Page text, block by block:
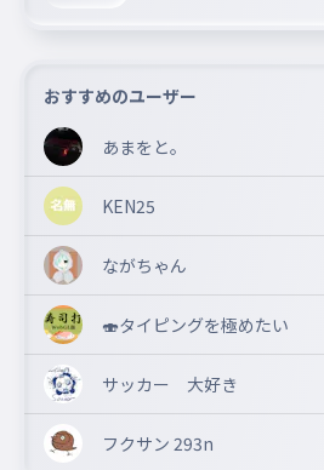
おすすめのユーザー
あまをと。
KEN25
ながちゃん
🍣タイピングを極めたい
サッカー 大好き
フクサン 293n